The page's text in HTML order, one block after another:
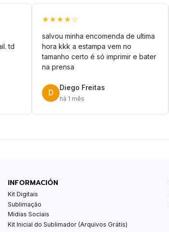
td
★★★★☆
salvou minha encomenda de ultima
hora kkk a estampa vem no
tamanho certo é só imprimir e bater
na prensa
D
Diego Freitas
há 1 mês
INFORMACIÓN
Kit Digitais
Sublimação
Mídias Sociais
Kit Inicial do Sublimador (Arquivos Grátis)